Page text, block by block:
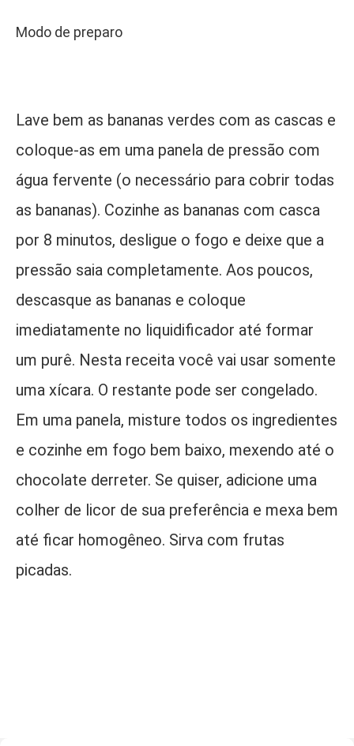
Modo de preparo
Lave bem as bananas verdes com as cascas e
coloque-as em uma panela de pressão com
água fervente (o necessário para cobrir todas
as bananas). Cozinhe as bananas com casca
por 8 minutos, desligue o fogo e deixe que a
pressão saia completamente. Aos poucos,
descasque as bananas e coloque
imediatamente no liquidificador até formar
um purê. Nesta receita você vai usar somente
uma xícara. O restante pode ser congelado.
Em uma panela, misture todos os ingredientes
e cozinhe em fogo bem baixo, mexendo até o
chocolate derreter. Se quiser, adicione uma
colher de licor de sua preferência e mexa bem
até ficar homogêneo. Sirva com frutas
picadas.